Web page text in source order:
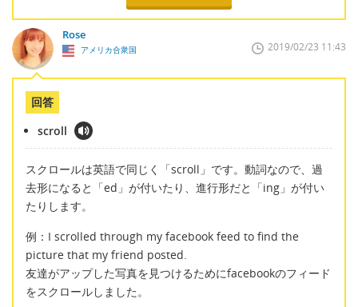
Rose
アメリカ合衆国 2019/02/23 11:43
回答
scroll
スクロールは英語で同じく「scroll」です。動詞なので、過
去形になると「ed」が付いたり、進行形だと「ing」が付い
たりします。
例：I scrolled through my facebook feed to find the
picture that my friend posted.
友達がアップした写真を見つけるためにfacebookのフィード
をスクロールしました。